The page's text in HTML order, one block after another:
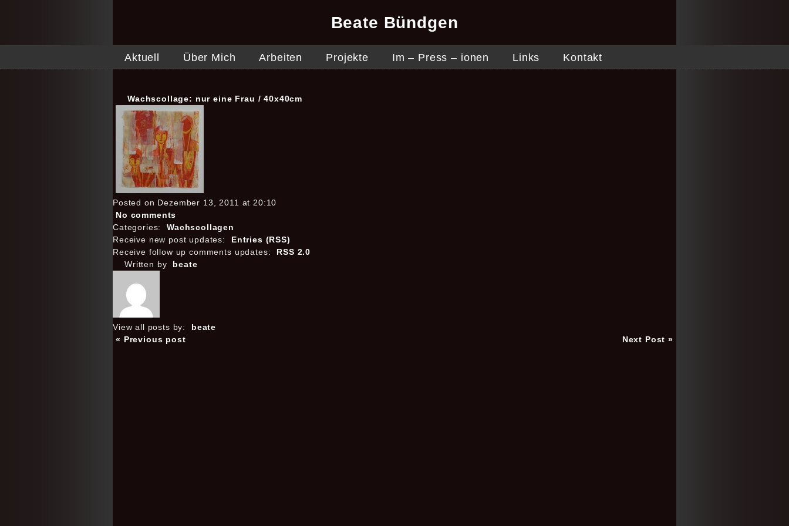
Beate Bündgen
Aktuell Über Mich Arbeiten Projekte Im – Press – ionen Links Kontakt
Wachscollage: nur eine Frau / 40x40cm
Posted on Dezember 13, 2011 at 20:10
No comments
Categories:
Wachscollagen
Receive new post updates:
Entries (RSS)
Receive follow up comments updates:
RSS 2.0
Written by
beate
View all posts by:
beate
« Previous post
Next Post »